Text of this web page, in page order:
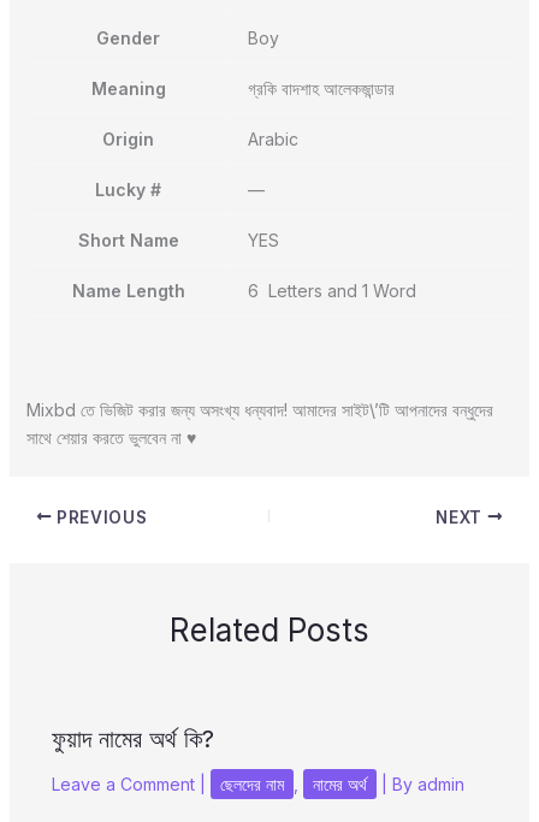
Gender Boy
Meaning গ্রকি বাদশাহ আলেকজান্ডার
Origin Arabic
Lucky # —
Short Name YES
Name Length 6 Letters and 1 Word
Mixbd তে ভিজিট করার জন্য অসংখ্য ধন্যবাদ! আমাদের সাইট\’টি আপনাদের বন্ধুদের
সাথে শেয়ার করতে ভুলবেন না ♥️
PREVIOUS NEXT
Related Posts
ফুয়াদ নামের অর্থ কি?
Leave a Comment ছেলদের নাম নামের অর্থ | By admin